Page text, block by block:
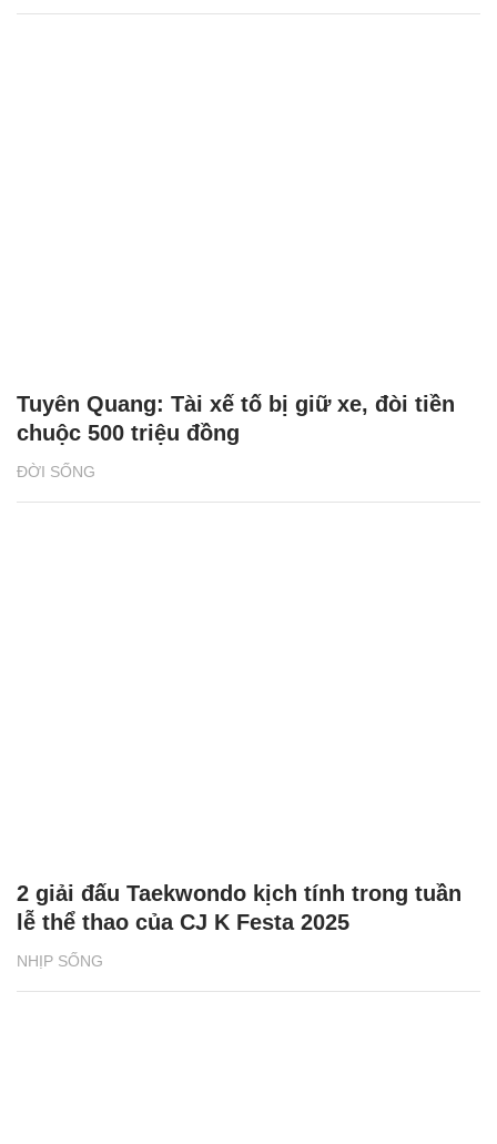
ĐỜI SỐNG
Tuyên Quang: Tài xế tố bị giữ xe, đòi tiền
chuộc 500 triệu đồng
NHỊP SỐNG
2 giải đấu Taekwondo kịch tính trong tuần
lễ thể thao của CJ K Festa 2025